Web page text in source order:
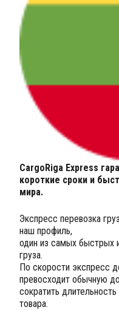
CargoRiga Express
короткие сроки и
мира.
Экспресс перевозка
наш профиль,
один из самых быстрых
груза.
По скорости экспресс
превосходит обычную
сократить
товара.